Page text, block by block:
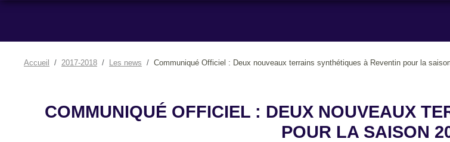
Accueil 2017-2018 Les news Communiqué Officiel : Deux nouveaux terrains synthétiques à Reventin pour la
COMMUNIQUÉ OFFICIEL : DEUX NOUVEAUX
POUR LA SAISON